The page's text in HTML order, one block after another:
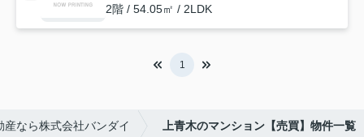
2階 / 54.05㎡ / 2LDK
1
なら株式会社バンダイ 上青木のマンション【売買】物件一覧